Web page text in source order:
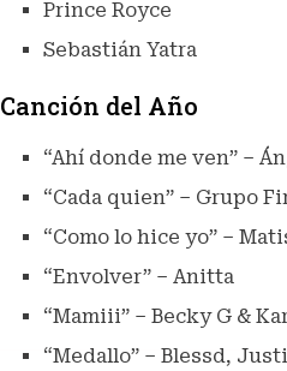
Prince Royce
Sebastián Yatra
Canción del Año
“Ahí donde me ven” –
“Cada quien” – Grupo
“Como lo hice yo” –
“Envolver” – Anitta
“Mamiii” – Becky G &
“Medallo” – Blessd,